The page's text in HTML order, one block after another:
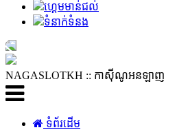
ហ្គេមមាន់ជល់
ទំនាក់ទំនង
NAGASLOTKH :: កាស៊ីណូអនឡាញ
ទំព័រដើម